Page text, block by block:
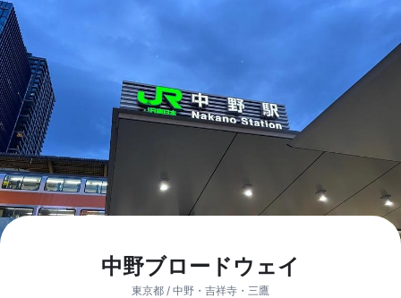
中野ブロードウェイ
東京都 / 中野・吉祥寺・三鷹